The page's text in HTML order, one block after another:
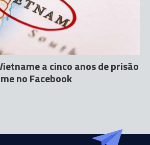
a cinco anos de prisão
no Facebook